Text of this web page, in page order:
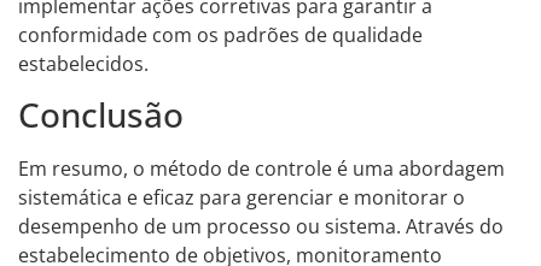
implementar ações corretivas para garantir a
conformidade com os padrões de qualidade
estabelecidos.
Conclusão
Em resumo, o método de controle é uma abordagem
sistemática e eficaz para gerenciar e monitorar o
desempenho de um processo ou sistema. Através do
estabelecimento de objetivos, monitoramento